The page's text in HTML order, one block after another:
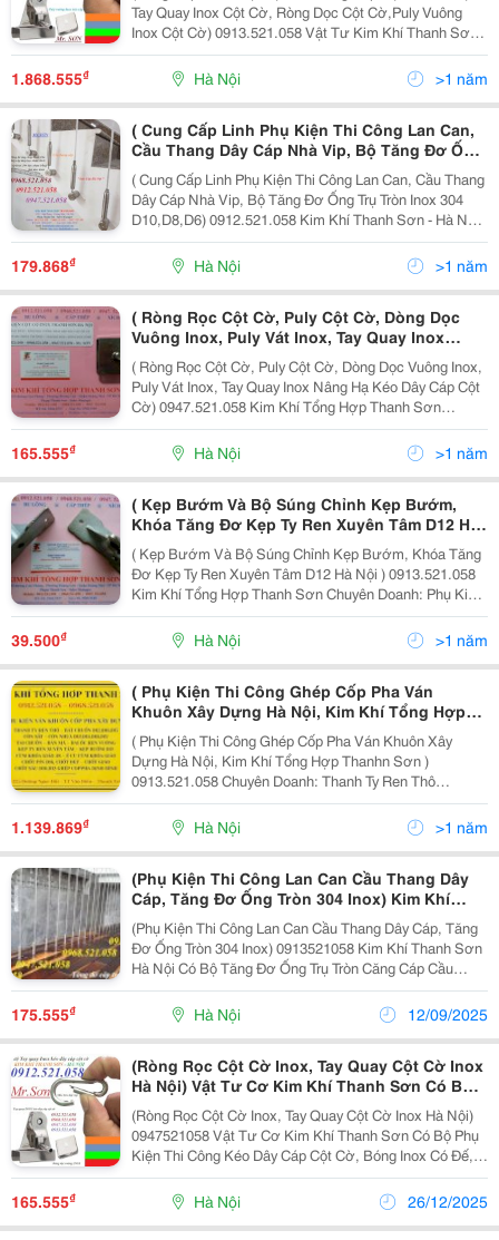
Cột Cờ,Cáp Lụa Inox 304, Cáp Inox 304 Bọc
Nhựa
Tay Quay Inox Cột Cờ, Ròng Dọc Cột Cờ,Puly Vuông
Inox Cột Cờ) 0913.521.058 Vật Tư Kim Khí Thanh Sơn -
Hà Nội Cung Ứng Dây Cáp Cột Cờ,Cáp Lụa Inox 304,
Cáp Inox 304 Bọc Nhựa, Khóa Cáp Tăng Đơ Inox...
1.868.555₫ Hà Nội >1 năm
( Cung Cấp Linh Phụ Kiện Thi Công Lan Can,
Cầu Thang Dây Cáp Nhà Vip, Bộ Tăng Đơ Ống
Trụ Tròn Inox 304 D10,D8,D6) Kim Khí Thanh
Sơn - Hà Nội Cung Cấp Cáp Cầu Thang, Ban
Công, Lan Can, Thông Tầng Hãm Giữ Cáp Cầu
Thang, Bát Đặc Tròn Inox 304
( Cung Cấp Linh Phụ Kiện Thi Công Lan Can, Cầu Thang
Dây Cáp Nhà Vip, Bộ Tăng Đơ Ống Trụ Tròn Inox 304
D10,D8,D6) 0912.521.058 Kim Khí Thanh Sơn - Hà Nội
Cung Cấp Cáp Cầu Thang, Ban Công, Lan Can, Thông
Tầng Hãm Giữ Cáp Cầu Thang, Bát Đặc Tròn Inox...
179.868₫ Hà Nội >1 năm
( Ròng Rọc Cột Cờ, Puly Cột Cờ, Dòng Dọc
Vuông Inox, Puly Vát Inox, Tay Quay Inox
Nâng Hạ Kéo Dây Cáp Cột Cờ) Kim Khí Tổng
Hợp Thanh Sơn Chuyên Doanh Phụ Kiện Thi
Công Cáp Cột Cờ, Dây Cáp Inox 304, Cáp Inox
Sus 304 Bọc Nhựa
( Ròng Rọc Cột Cờ, Puly Cột Cờ, Dòng Dọc Vuông Inox,
Puly Vát Inox, Tay Quay Inox Nâng Hạ Kéo Dây Cáp Cột
Cờ) 0947.521.058 Kim Khí Tổng Hợp Thanh Sơn
Chuyên Doanh Phụ Kiện Thi Công Cáp Cột Cờ, Dây Cáp
Inox 304, Cáp Inox Sus 304 Bọc Nhựa, Quả Bóng...
165.555₫ Hà Nội >1 năm
( Kẹp Bướm Và Bộ Súng Chỉnh Kẹp Bướm,
Khóa Tăng Đơ Kẹp Ty Ren Xuyên Tâm D12 Hà
Nội ) Kim Khí Tổng Hợp Thanh Sơn Chuyên
Doanh: Phụ Kiện Thi Công Ghép Ván Khuôn,
Linh Phụ Kiện Thi Công Ghép Coppha Xây
Dựng, Cung Cấp Én Kẹp Ty, Má Kẹp Ty Ren
( Kẹp Bướm Và Bộ Súng Chỉnh Kẹp Bướm, Khóa Tăng
Đơ Kẹp Ty Ren Xuyên Tâm D12 Hà Nội ) 0913.521.058
Kim Khí Tổng Hợp Thanh Sơn Chuyên Doanh: Phụ Kiện
Thi Công Ghép Ván Khuôn, Linh Phụ Kiện Thi Công
Ghép Coppha Xây Dựng, Cung Cấp Én Kẹp Ty, Má Kẹp
39.500₫ Hà Nội >1 năm
( Phụ Kiện Thi Công Ghép Cốp Pha Ván
Khuôn Xây Dựng Hà Nội, Kim Khí Tổng Hợp
Thanhn Sơn ) Chuyên Doanh: Thanh Ty Ren
Thô D12,D17,D16X3 Mét, Bát Ren, Bát Kẹp, Bát
Chuồn, Côn Ty Ren, Côn Thép, Côn Cốc Nhựa
D17,D14,D16,D12 Ghép Chống Thấm Copppha
( Phụ Kiện Thi Công Ghép Cốp Pha Ván Khuôn Xây
Dựng Hà Nội, Kim Khí Tổng Hợp Thanhn Sơn )
0913.521.058 Chuyên Doanh: Thanh Ty Ren Thô
D12,D17,D16X3 Mét, Bát Ren, Bát Kẹp, Bát Chuồn,
Côn Ty Ren, Côn Thép, Côn Cốc Nhựa
D17,D14,D16,D12 Ghép Chống Thấm...
1.139.869₫ Hà Nội >1 năm
(Phụ Kiện Thi Công Lan Can Cầu Thang Dây
Cáp, Tăng Đơ Ống Tròn 304 Inox) Kim Khí
Thanh Sơn Hà Nội Có Bộ Tăng Đơ Ống Trụ
Tròn Căng Cáp Cầu Thang Nhà Hiện Đại,
Thông Tầng Hãm Giữ Cáp Lan Can Cầu
Thang, Bát Tròn Inox 304 Giữ Cáp Tăng Đơ
(Phụ Kiện Thi Công Lan Can Cầu Thang Dây Cáp, Tăng
Đơ Ống Tròn 304 Inox) 0913521058 Kim Khí Thanh Sơn
Hà Nội Có Bộ Tăng Đơ Ống Trụ Tròn Căng Cáp Cầu
Thang Nhà Hiện Đại, Thông Tầng Hãm Giữ Cáp Lan Can
Cầu Thang, Bát Tròn Inox 304 Giữ Cáp Tăng Đơ, Dây...
175.555₫ Hà Nội 12/09/2025
(Ròng Rọc Cột Cờ Inox, Tay Quay Cột Cờ Inox
Hà Nội) Vật Tư Cơ Kim Khí Thanh Sơn Có Bộ
Phụ Kiện Thi Công Kéo Dây Cáp Cột Cờ, Bóng
Inox Có Đế, Dây Cáp Inox 304, Khóa Cáp Inox
(Ròng Rọc Cột Cờ Inox, Tay Quay Cột Cờ Inox Hà Nội)
0947521058 Vật Tư Cơ Kim Khí Thanh Sơn Có Bộ Phụ
Kiện Thi Công Kéo Dây Cáp Cột Cờ, Bóng Inox Có Đế,
Dây Cáp Inox 304, Khóa Cáp Inox 304, Tăng Đơ Inox
304, Móc Bấm An Toàn Inox, Lá Cờ, Bu Lông Neo...
165.555₫ Hà Nội 26/12/2025